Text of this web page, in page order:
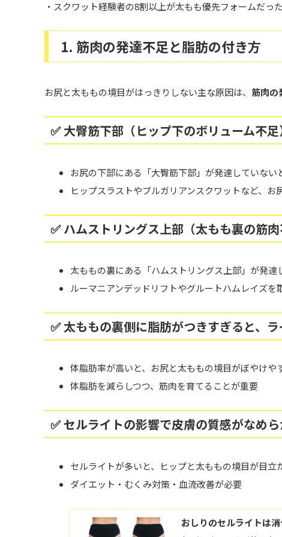
・スクワット経験者の8割以上が太もも優先フォームだった
1. 筋肉の発達不足と脂肪の付き方
お尻と太ももの境目がはっきりしない主な原因は、 筋肉の
✅ 大臀筋下部（ヒップ下のボリューム不足
お尻の下部にある「大臀筋下部」が発達していな
ヒップスラストやブルガリアンスクワットなど、
✅ ハムストリングス上部（太もも裏の筋肉
太ももの裏にある「ハムストリングス上部」が発
ルーマニアンデッドリフトやグルートハムレイズを
✅ 太ももの裏側に脂肪がつきすぎると、
体脂肪率が高いと、お尻と太ももの境目がぼやけや
体脂肪を減らしつつ、筋肉を育てることが重要
✅ セルライトの影響で皮膚の質感がなめ
セルライトが多いと、ヒップと太ももの境目が目立
ダイエット・むくみ対策・血流改善が必要
おしりのセルライトは